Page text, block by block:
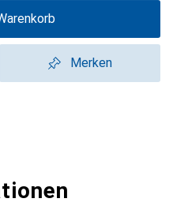
Merken